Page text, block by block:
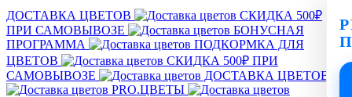
ДОСТАВКА ЦВЕТОВ
СКИДКА 500₽
ПРИ САМОВЫВОЗЕ
БОНУСНАЯ
ПРОГРАММА
ПОДКОРМКА ДЛЯ
ЦВЕТОВ
СКИДКА 500₽ ПРИ
САМОВЫВОЗЕ
ДОСТАВКА ЦВЕТОВ
PRO.ЦВЕТЫ